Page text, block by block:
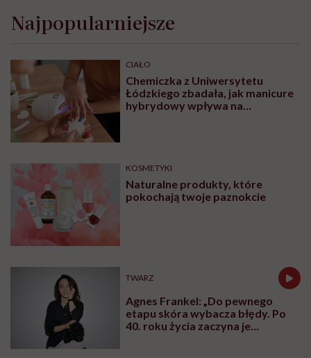
Najpopularniejsze
CIAŁO
Chemiczka z Uniwersytetu
Łódzkiego zbadała, jak manicure
hybrydowy wpływa na
KOSMETYKI
Naturalne produkty, które
pokochają twoje paznokcie
TWARZ
Agnes Frankel: „Do pewnego
etapu skóra wybacza błędy. Po
40. roku życia zaczyna je